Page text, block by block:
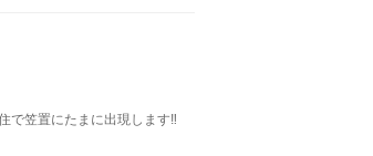
で笠置にたまに出現します‼️